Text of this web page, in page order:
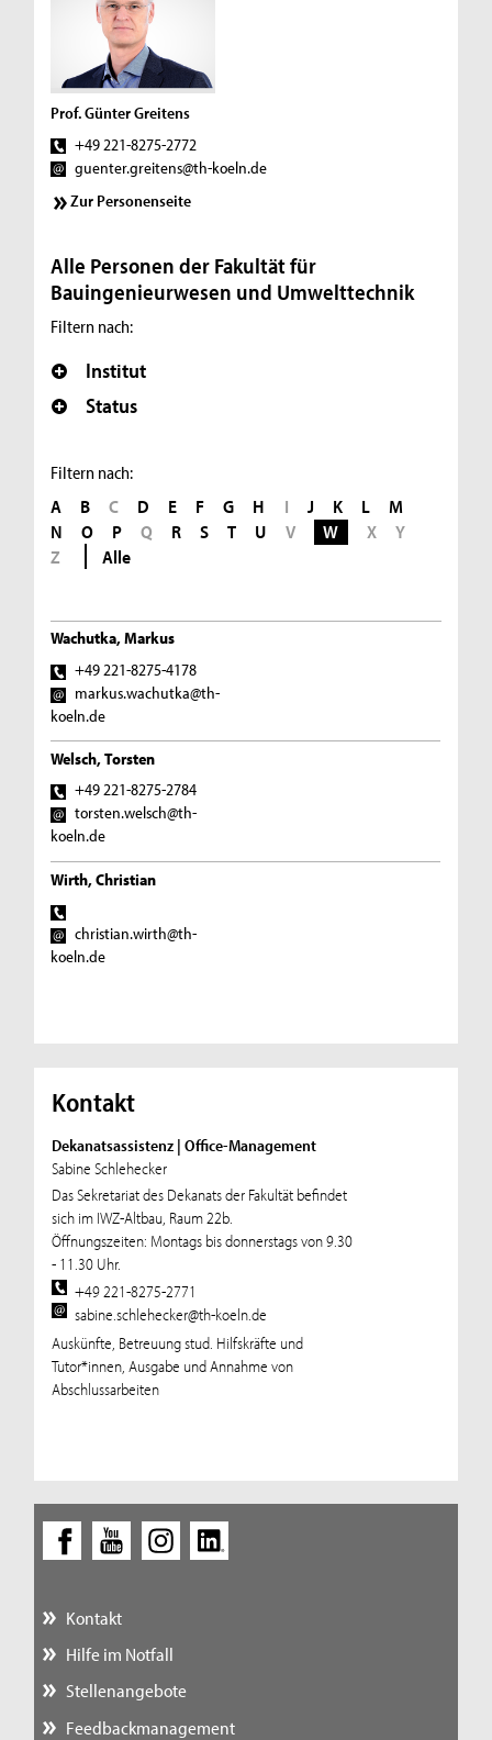
Prof. Günter Greitens
+49 221-8275-2772
guenter.greitens@th-koeln.de
Zur Personenseite
Alle Personen der Fakultät für
Bauingenieurwesen und Umwelttechnik
Filtern nach:
Institut
Status
Filtern nach:
A B C D E F G H I J K L
M
N
O P Q R S T U V W X
Y
Z
Alle
Wachutka, Markus
+49 221-8275-4178
markus.wachutka@th-
koeln.de
Welsch, Torsten
+49 221-8275-2784
torsten.welsch@th-
koeln.de
Wirth, Christian
christian.wirth@th-
koeln.de
Kontakt
Dekanatsassistenz | Office-Management
Sabine Schlehecker
Das Sekretariat des Dekanats der Fakultät befindet
sich im IWZ-Altbau, Raum 22b.
Öffnungszeiten: Montags bis donnerstags von 9.30
- 11.30 Uhr.
+49 221-8275-2771
sabine.schlehecker@th-koeln.de
Auskünfte, Betreuung stud. Hilfskräfte und
Tutor*innen, Ausgabe und Annahme von
Abschlussarbeiten
Kontakt
Hilfe im Notfall
Stellenangebote
Feedbackmanagement